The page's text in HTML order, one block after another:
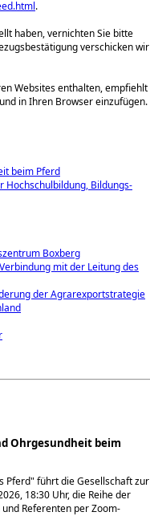
.
haben, vernichten Sie bitte
verschicken wir
Websites enthalten, empfiehlt
in Ihren Browser einzufügen.
beim Pferd
Bildungs-
Boxberg
mit der Leitung des
der Agrarexportstrategie
Ohrgesundheit beim
Pferd führt die Gesellschaft zur
18:30 Uhr, die Reihe der
Referenten per Zoom-